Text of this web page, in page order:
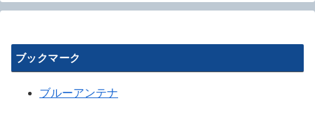
ブックマーク
ブルーアンテナ